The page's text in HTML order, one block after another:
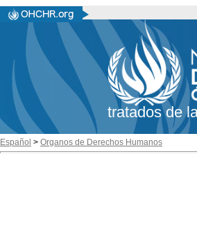
tratados de
Español > Organos de Derechos Humanos